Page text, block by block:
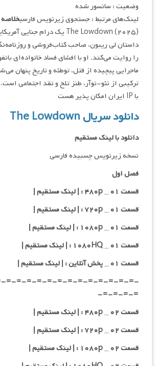
وضعیت : سانسور شده
لینک‌های مرتبط : جستجوی زیرنویس فارسی
داستان لی ریبون، صاحب کتاب‌فروشی و
را روایت می‌کند. او با افشای فساد خانواده‌ای
ماجرایی پیچیده از قتل، توطئه و تاریخ پنهان
ترکیبی از نئو-نوآر، طنز تلخ و نقد اجتماعی
با IP ایران امکان پذیر هست
دانلود سریال The Lowdown
دانلود با لینک مستقیم
نسخه زیرنویس چسبیده فارسی
فصل اول
قسمت ۰۱ _ ۴۸۰p : | لینک مستقیم |
قسمت ۰۱ _ ۷۲۰p : | لینک مستقیم |
قسمت ۰۱ _ ۱۰۸۰p : | لینک مستقیم |
قسمت ۰۱ _ ۱۰۸۰HQ : | لینک مستقیم |
قسمت ۰۱ _ پخش آنلاین : | لینک مستقیم |
=-=-=-=-=-=-=-=-=-=-=-=-=-
=-=-=-=-
قسمت ۰۲ _ ۴۸۰p : | لینک مستقیم |
قسمت ۰۲ _ ۷۲۰p : | لینک مستقیم |
قسمت ۰۲ _ ۱۰۸۰p : | لینک مستقیم |